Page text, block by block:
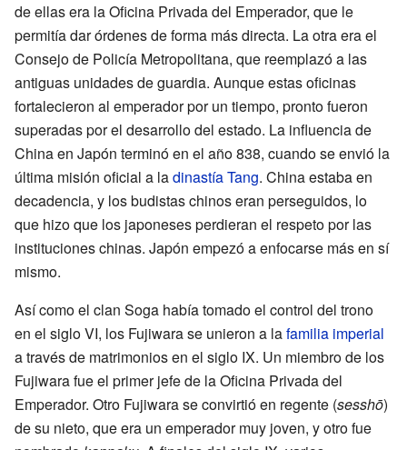
de ellas era la Oficina Privada del Emperador, que le
permitía dar órdenes de forma más directa. La otra era el
Consejo de Policía Metropolitana, que reemplazó a las
antiguas unidades de guardia. Aunque estas oficinas
fortalecieron al emperador por un tiempo, pronto fueron
superadas por el desarrollo del estado. La influencia de
China en Japón terminó en el año 838, cuando se envió la
última misión oficial a ladinastía Tang. China estaba en
decadencia, y los budistas chinos eran perseguidos, lo
que hizo que los japoneses perdieran el respeto por las
instituciones chinas. Japón empezó a enfocarse más en sí
mismo.
Así como el clan Soga había tomado el control del trono
en el siglo VI, los Fujiwara se unieron a lafamilia imperial
a través de matrimonios en el siglo IX. Un miembro de los
Fujiwara fue el primer jefe de la Oficina Privada del
Emperador. Otro Fujiwara se convirtió en regente (sesshō)
de su nieto, que era un emperador muy joven, y otro fue